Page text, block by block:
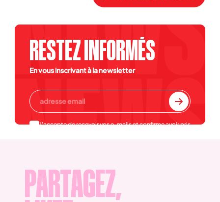
RESTEZ INFORMÉS
En vous inscrivant à la newsletter
J'accepte de recevoir vos e-mails et confirme avoir pris
PARTAGEZ,